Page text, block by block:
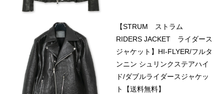
【STRUM ストラム
RIDERS JACKET ライダース
ジャケット】HI-FLYER/フルタ
ンニン シュリンクステアハイ
ド/ダブルライダースジャケッ
ト【送料無料】